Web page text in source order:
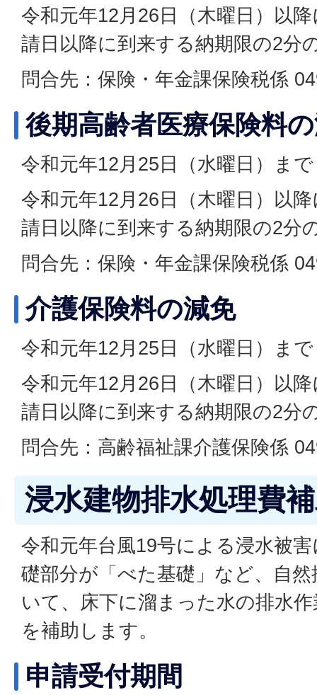
令和元年12月26日（木曜日）以
請日以降に到来する納期限の2分
問合先：保険・年金課保険税係
後期高齢者医療保険料
令和元年12月25日（水曜日）まで
令和元年12月26日（木曜日）以
請日以降に到来する納期限の2分
問合先：保険・年金課保険税係
介護保険料の減免
令和元年12月25日（水曜日）まで
令和元年12月26日（木曜日）以
請日以降に到来する納期限の2分
問合先：高齢福祉課介護保険係
浸水建物排水処理費
令和元年台風19号による浸水被
礎部分が「べた基礎」など、自
いて、床下に溜まった水の排水
を補助します。
申請受付期間